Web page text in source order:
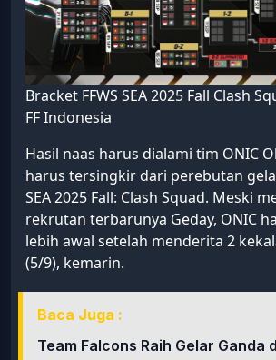
Bracket FFWS SEA 2025 Fall Clash
FF Indonesia
Hasil naas harus dialami tim ONIC
harus tersingkir dari perebutan
SEA 2025 Fall: Clash Squad. Meski
rekrutan terbarunya Geday, ONIC
lebih awal setelah menderita 2
(5/9), kemarin.
Baca Juga :
Team Falcons Raih Gelar Ganda